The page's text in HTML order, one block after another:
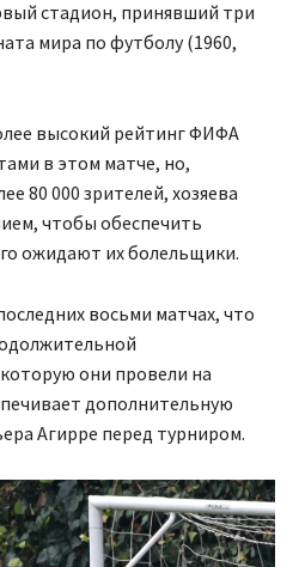
стадион, принявший три
мира по футболу (1960,
высокий рейтинг ФИФА
в этом матче, но,
80 000 зрителей, хозяева
чтобы обеспечить
ожидают их болельщики.
восьми матчах, что
они провели на
дополнительную
Агирре перед турниром.